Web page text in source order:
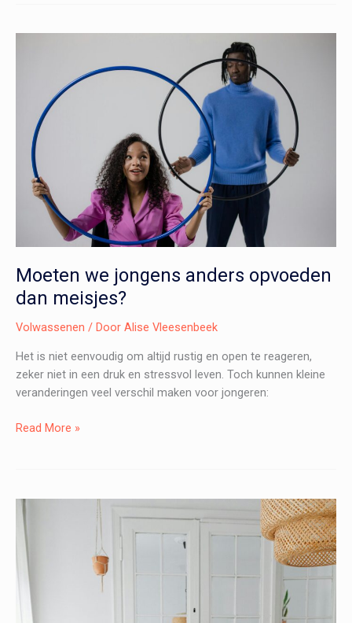
bij
grensoverschrijdend
gedrag?
Moeten we jongens anders opvoeden
dan meisjes?
Volwassenen / Door Alise Vleesenbeek
Het is niet eenvoudig om altijd rustig en open te reageren,
zeker niet in een druk en stressvol leven. Toch kunnen kleine
veranderingen veel verschil maken voor jongeren:
Moeten
opvoeden
dan
meisjes?
Read More »